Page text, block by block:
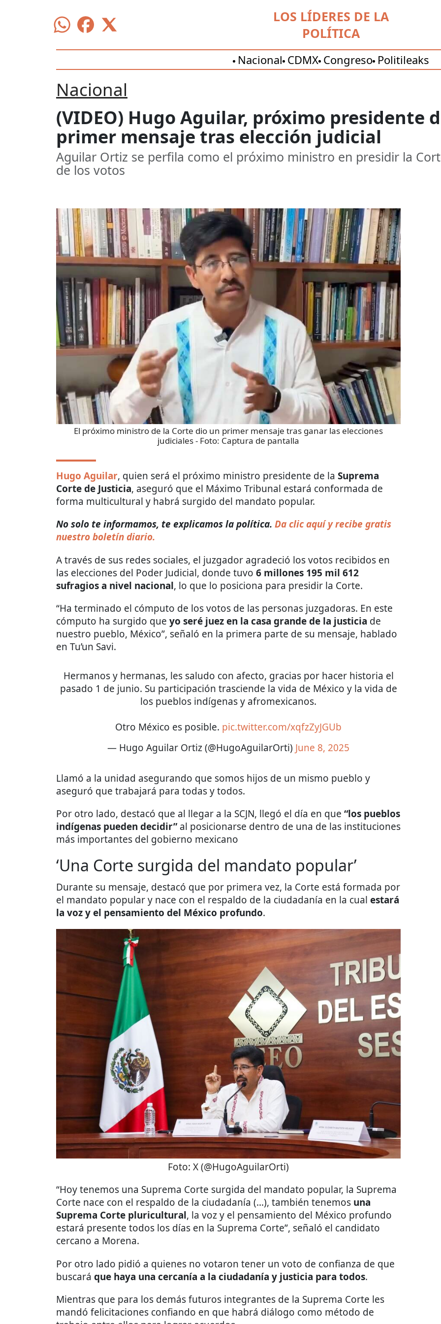
LOS LÍDERES DE LA
POLÍTICA
Nacional CDMX Congreso Politileaks
Nacional
(VIDEO) Hugo Aguilar, próximo presidente
primer mensaje tras elección judicial
Aguilar Ortiz se perfila como el próximo ministro en presidir la
de los votos
El próximo ministro de la Corte dio un primer mensaje tras ganar las elecciones
judiciales- Foto: Captura de pantalla
Hugo Aguilar, quien será el próximo ministro presidente de la Suprema
Corte de Justicia, aseguró que el Máximo Tribunal estará conformada de
forma multicultural y habrá surgido del mandato popular.
No solo te informamos, te explicamos la política. Da clic aquí y recibe gratis
nuestro boletín diario.
A través de sus redes sociales, el juzgador agradeció los votos recibidos en
las elecciones del Poder Judicial, donde tuvo 6 millones 195 mil 612
sufragios a nivel nacional, lo que lo posiciona para presidir la Corte.
“Ha terminado el cómputo de los votos de las personas juzgadoras. En este
cómputo ha surgido que yo seré juez en la casa grande de la justicia de
nuestro pueblo, México”, señaló en la primera parte de su mensaje, hablado
en Tu’un Savi.
Hermanos y hermanas, les saludo con afecto, gracias por hacer historia el
pasado 1 de junio. Su participación trasciende la vida de México y la vida de
los pueblos indígenas y afromexicanos.
Otro México es posible. pic.twitter.com/xqfzZyJGUb
— Hugo Aguilar Ortiz (@HugoAguilarOrti) June 8, 2025
Llamó a la unidad asegurando que somos hijos de un mismo pueblo y
aseguró que trabajará para todas y todos.
Por otro lado, destacó que al llegar a la SCJN, llegó el día en que “los pueblos
indígenas pueden decidir”al posicionarse dentro de una de las instituciones
más importantes del gobierno mexicano
‘Una Corte surgida del mandato popular’
Durante su mensaje, destacó que por primera vez, la Corte está formada por
el mandato popular y nace con el respaldo de la ciudadanía en la cual estará
la voz y el pensamiento del México profundo.
Foto: X (@HugoAguilarOrti)
“Hoy tenemos una Suprema Corte surgida del mandato popular, la Suprema
Corte nace con el respaldo de la ciudadanía (...), también tenemos una
Suprema Corte pluricultural, la voz y el pensamiento del México profundo
estará presente todos los días en la Suprema Corte”, señaló el candidato
cercano a Morena.
Por otro lado pidió a quienes no votaron tener un voto de confianza de que
buscará que haya una cercanía a la ciudadanía y justicia para todos.
Mientras que para los demás futuros integrantes de la Suprema Corte les
mandó felicitaciones confiando en que habrá diálogo como método de